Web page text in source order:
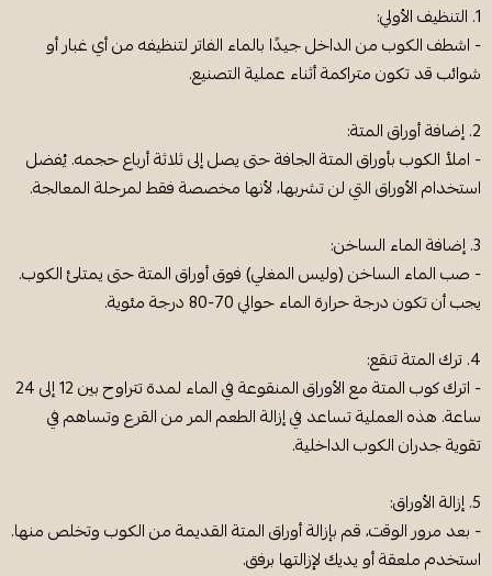
1. التنظيف الأولي:
- اشطف الكوب من الداخل جيدًا بالماء الفاتر لتنظيفه من أي غبار أو
شوائب قد تكون متراكمة أثناء عملية التصنيع.
2. إضافة أوراق المتة:
- املأ الكوب بأوراق المتة الجافة حتى يصل إلى ثلاثة أرباع حجمه. يُفضل
استخدام الأوراق التي لن تشربها، لأنها مخصصة فقط لمرحلة المعالجة.
3. إضافة الماء الساخن:
- صب الماء الساخن (وليس المغلي) فوق أوراق المتة حتى يمتلئ الكوب.
يجب أن تكون درجة حرارة الماء حوالي 70-80 درجة مئوية.
4. ترك المتة تنقع:
- اترك كوب المتة مع الأوراق المنقوعة في الماء لمدة تتراوح بين 12 إلى 24
ساعة. هذه العملية تساعد في إزالة الطعم المر من القرع وتساهم في
تقوية جدران الكوب الداخلية.
5. إزالة الأوراق:
- بعد مرور الوقت، قم بإزالة أوراق المتة القديمة من الكوب وتخلص منها.
استخدم ملعقة أو يديك لإزالتها برفق.